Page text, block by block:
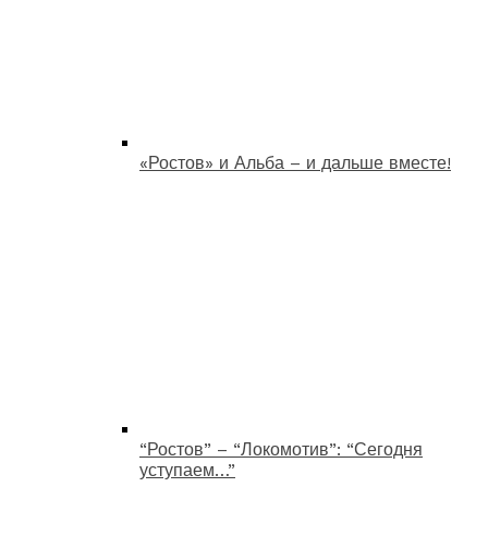
«Ростов» и Альба – и дальше вместе!
“Ростов” – “Локомотив”: “Сегодня
уступаем…”